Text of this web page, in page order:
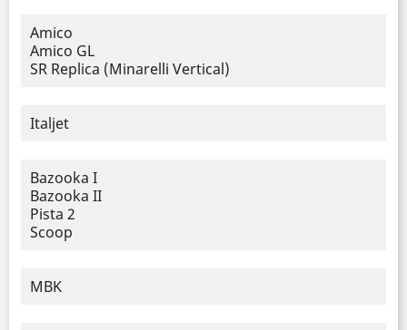
Amico
Amico GL
SR Replica (Minarelli Vertical)
Italjet
Bazooka I
Bazooka II
Pista 2
Scoop
MBK